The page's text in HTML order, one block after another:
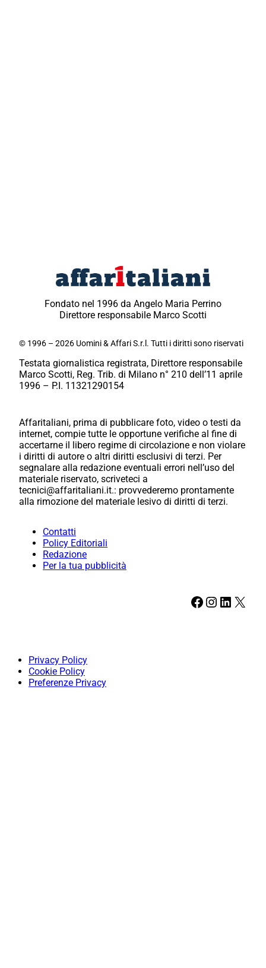
Fondato nel 1996 da Angelo Maria Perrino
Direttore responsabile Marco Scotti
© 1996 – 2026 Uomini & Affari S.r.l. Tutti i diritti sono riservati
Testata giornalistica registrata, Direttore responsabile
Marco Scotti, Reg. Trib. di Milano n° 210 dell’11 aprile
1996 – P.I. 11321290154
Affaritaliani, prima di pubblicare foto, video o testi da
internet, compie tutte le opportune verifiche al fine di
accertarne il libero regime di circolazione e non violare
i diritti di autore o altri diritti esclusivi di terzi. Per
segnalare alla redazione eventuali errori nell’uso del
materiale riservato, scriveteci a
tecnici@affaritaliani.it.: provvederemo prontamente
alla rimozione del materiale lesivo di diritti di terzi.
Contatti
Policy Editoriali
Redazione
Per la tua pubblicità
Facebook Instagram LinkedIn X
Privacy Policy
Cookie Policy
Preferenze Privacy